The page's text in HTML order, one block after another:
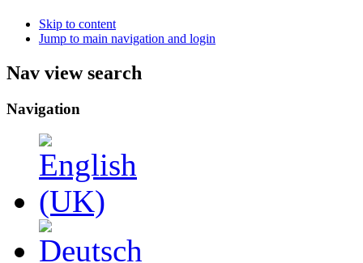
Skip to content
Jump to main navigation and login
Nav view search
Navigation